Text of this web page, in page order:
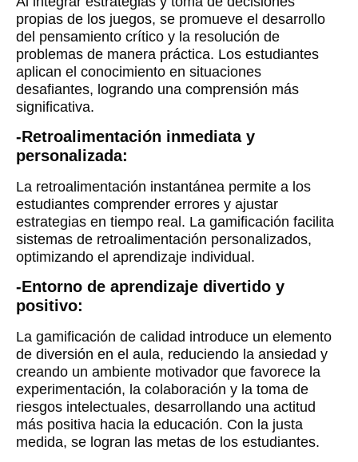
propias de los juegos, se promueve el desarrollo
del pensamiento crítico y la resolución de
problemas de manera práctica. Los estudiantes
aplican el conocimiento en situaciones
desafiantes, logrando una comprensión más
significativa.
-Retroalimentación inmediata y
personalizada:
La retroalimentación instantánea permite a los
estudiantes comprender errores y ajustar
estrategias en tiempo real. La gamificación facilita
sistemas de retroalimentación personalizados,
optimizando el aprendizaje individual.
-Entorno de aprendizaje divertido y
positivo:
La gamificación de calidad introduce un elemento
de diversión en el aula, reduciendo la ansiedad y
creando un ambiente motivador que favorece la
experimentación, la colaboración y la toma de
riesgos intelectuales, desarrollando una actitud
más positiva hacia la educación. Con la justa
medida, se logran las metas de los estudiantes.